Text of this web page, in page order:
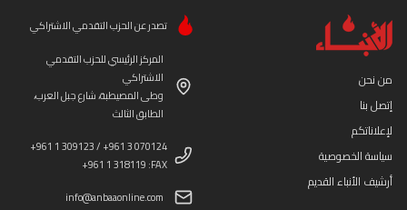
من نحن
إتصل بنا
لإعلاناتكم
سياسة الخصوصية
أرشيف الأنباء القديم
تصدر عن الحزب التقدمي الاشتراكي
المركز الرئيسي للحزب التقدمي
الاشتراكي
وطى المصيطبة، شارع جبل العرب،
الطابق الثالث
+961 1 309123 / +961 3 070124
+961 1 318119 :FAX
info@anbaaonline.com